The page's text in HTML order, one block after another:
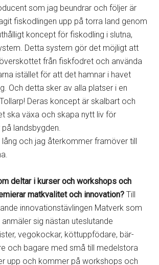
som jag beundrar och följer är
fiskodlingen upp på torra land genom
koncept för fiskodling i slutna,
Detta system gör det möjligt att
från fiskfodret och använda
istället för att det hamnar i havet
Och detta sker av alla platser i en
Deras koncept är skalbart och
ska växa och skapa nytt liv för
landsbygden.
lång och jag återkommer framöver till
deltar i kurser och workshops och
matkvalitet och innovation? Till
innovationstävlingen Matverk som
sig nästan uteslutande
vegokockar, köttuppfödare, bär-
och bagare med små till medelstora
upp och kommer på workshops och